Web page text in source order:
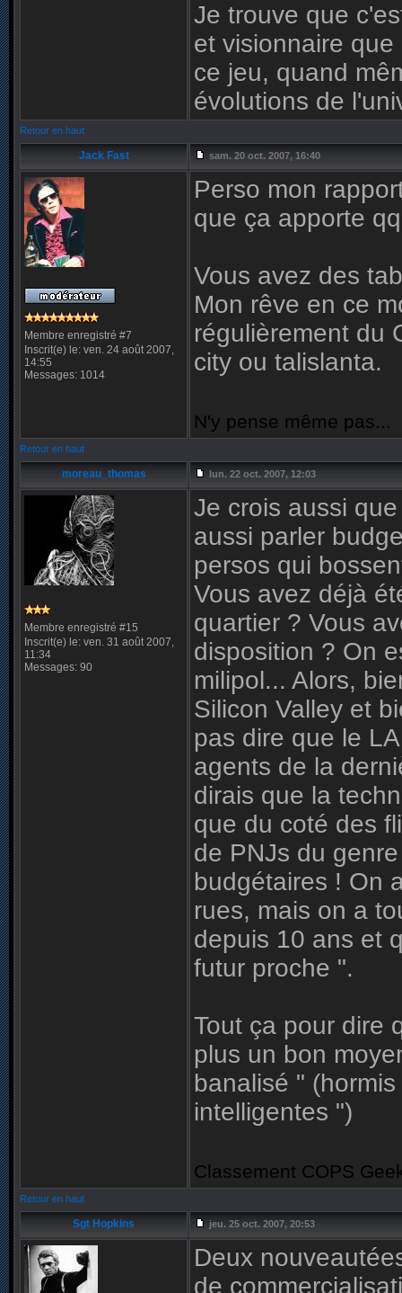
Je trouve que
et visionnaire
ce jeu, quand
évolutions de
Retour en haut
Jack Fast sam. 20 oct. 2007, 16:40
Membre enregistré #7
Inscrit(e) le: ven. 24 août 2007,
14:55
Messages: 1014
Perso mon
que ça apporte
Vous avez des
Mon rêve en ce
régulièrement du
city ou talislanta.
N'y pense même pas...
Retour en haut
moreau_thomas lun. 22 oct. 2007, 12:03
Membre enregistré #15
Inscrit(e) le: ven. 31 août 2007,
11:34
Messages: 90
Je crois aussi
aussi parler
persos qui
Vous avez déjà
quartier ? Vous
disposition ? On
milipol... Alors,
Silicon Valley et
pas dire que le
agents de la
dirais que la
que du coté des
de PNJs du
budgétaires ! On
rues, mais on a
depuis 10 ans et
futur proche ".
Tout ça pour dire
plus un bon
banalisé "
intelligentes ")
Classement COPS
Retour en haut
Sgt Hopkins jeu. 25 oct. 2007, 20:53
Deux
de